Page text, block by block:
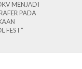
MENJADI
PADA
FEST”